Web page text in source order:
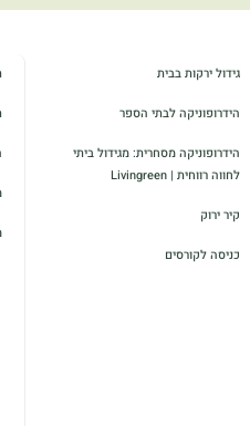
גידול ירקות בבית
הידרופוניקה לבתי הספר
הידרופוניקה מסחרית: מגידול ביתי
לחווה רווחית | Livingreen
קיר ירוק
כניסה לקורסים